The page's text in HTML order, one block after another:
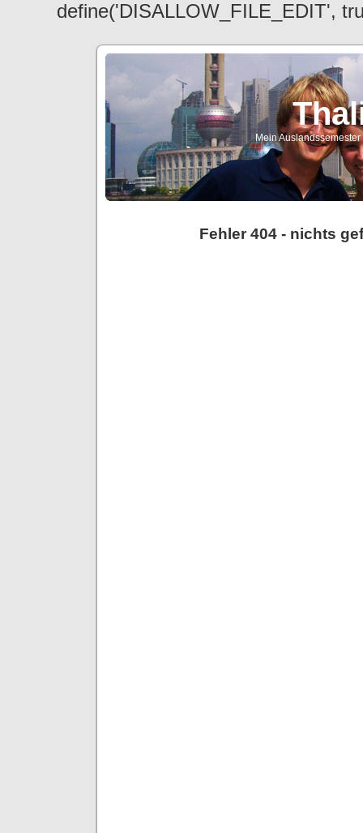
define('DISALLOW_FILE_EDIT',
Mein
Fehler 404 - nichts